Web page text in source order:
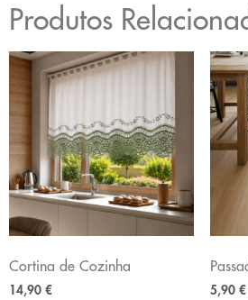
Produtos
Cortina de Cozinha
14,90 € 5,90 €